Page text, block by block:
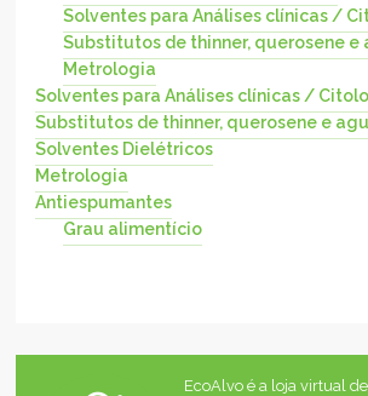
Solventes para Análises clínicas /
Substitutos de thinner, querosene e
Metrologia
Solventes para Análises clínicas /
Substitutos de thinner, querosene e
Solventes Dielétricos
Metrologia
Antiespumantes
Grau alimentício
EcoAlvo é a loja virtual